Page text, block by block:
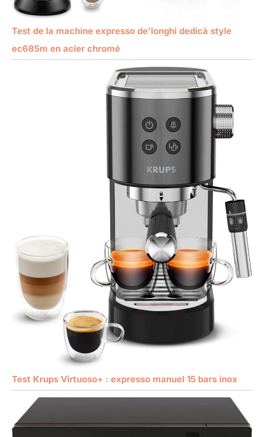
Test de la machine expresso de’longhi dedicà style
ec685m en acier chromé
Test Krups Virtuoso+ : expresso manuel 15 bars inox